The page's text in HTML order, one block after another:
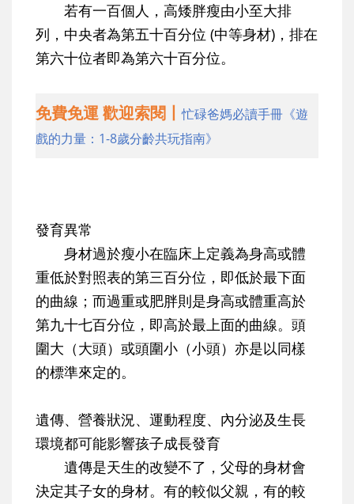
若有一百個人，高矮胖瘦由小至大排
列，中央者為第五十百分位 (中等身材)，排在
第六十位者即為第六十百分位。
免費免運 歡迎索閱丨忙碌爸媽必讀手冊《遊
戲的力量：1-8歲分齡共玩指南》
發育異常
身材過於瘦小在臨床上定義為身高或體
重低於對照表的第三百分位，即低於最下面
的曲線；而過重或肥胖則是身高或體重高於
第九十七百分位，即高於最上面的曲線。頭
圍大（大頭）或頭圍小（小頭）亦是以同樣
的標準來定的。
遺傳、營養狀況、運動程度、內分泌及生長
環境都可能影響孩子成長發育
遺傳是天生的改變不了，父母的身材會
決定其子女的身材。有的較似父親，有的較